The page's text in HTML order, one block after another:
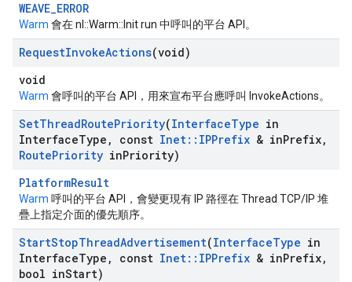
WEAVE_ERROR
Warm 會在 nl::Warm::Init run 中呼叫的平台 API。
RequestInvokeActions(void)
void
Warm 會呼叫的平台 API，用來宣布平台應呼叫 InvokeActions。
SetThreadRoutePriority(InterfaceType in
InterfaceType , const Inet:: IPPrefix & inPrefix,
RoutePriority inPriority)
PlatformResult
Warm 呼叫的平台 API，會變更現有 IP 路徑在 Thread TCP/IP 堆
疊上指定介面的優先順序。
StartStopThreadAdvertisement(InterfaceType in
InterfaceType , const Inet:: IPPrefix & inPrefix,
bool inStart)